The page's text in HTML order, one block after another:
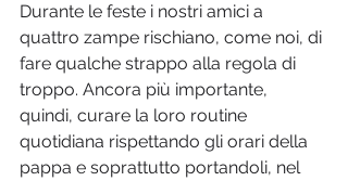
Durante le feste i nostri amici a
quattro zampe rischiano, come noi, di
fare qualche strappo alla regola di
troppo. Ancora più importante,
quindi, curare la loro routine
quotidiana rispettando gli orari della
pappa e soprattutto portandoli, nel